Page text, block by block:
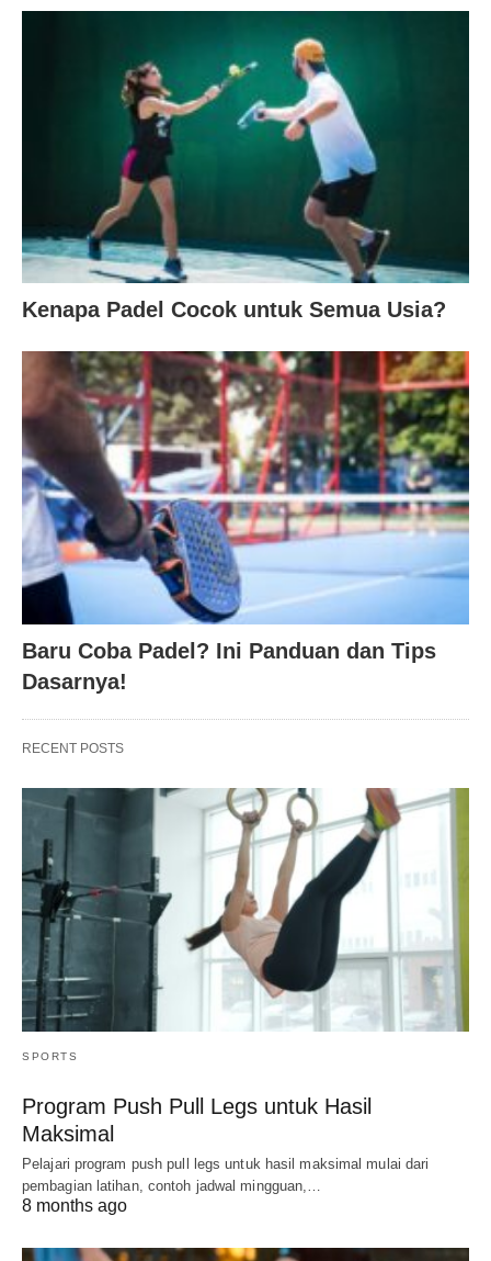
Kenapa Padel Cocok untuk Semua Usia?
Baru Coba Padel? Ini Panduan dan Tips
Dasarnya!
RECENT POSTS
SPORTS
Program Push Pull Legs untuk Hasil
Maksimal
Pelajari program push pull legs untuk hasil maksimal mulai dari
pembagian latihan, contoh jadwal mingguan,…
8 months ago